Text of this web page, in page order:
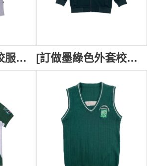
[訂做白色短袖校服恤衫] | 黑邊撞色款式設計 | 繡花章袋口校服設計 | Belmont High School | 校服專門店 SU412 [訂做墨綠色外套校服] | 一字袋口款式設計 | 拉鏈設計 | Valentine Public School | 校服供應商 SU411